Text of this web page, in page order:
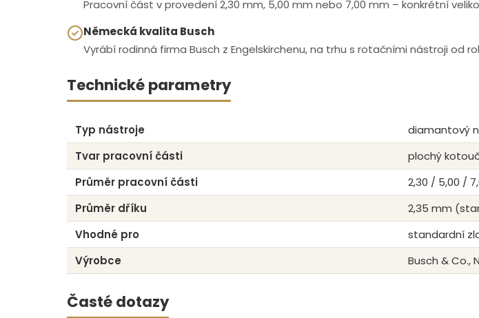
Pracovní část v provedení 2,30 mm, 5,00 mm nebo 7,00 mm – konkrétní
Německá kvalita Busch
Vyrábí rodinná firma Busch z Engelskirchenu, na trhu s rotačními nástroji od
Technické parametry
Typ nástroje
diamantový
Tvar pracovní části
plochý
Průměr pracovní části
2,30 / 5,00 /
Průměr dříku
2,35 mm
Vhodné pro
standardní
Výrobce
Busch & Co.,
Časté dotazy